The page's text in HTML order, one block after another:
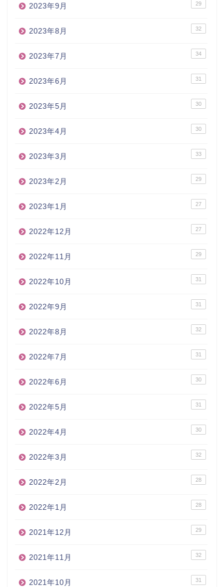
2023年9月 29
2023年8月 32
2023年7月 34
2023年6月 31
2023年5月 30
2023年4月 30
2023年3月 33
2023年2月 29
2023年1月 27
2022年12月 27
2022年11月 29
2022年10月 31
2022年9月 31
2022年8月 32
2022年7月 31
2022年6月 30
2022年5月 31
2022年4月 30
2022年3月 32
2022年2月 28
2022年1月 28
2021年12月 29
2021年11月 32
2021年10月 31